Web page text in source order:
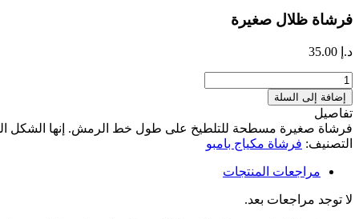
فرشاة ظلال صغيرة
د.إ
كمية
فرشاة
ظلال
صغيرة
إضافة إلى السلة
تفاصيل
فرشاة صغيرة مسطحة للتلطيخ على طول خط الرمش. إنها الشكل
التصنيف: فرشاة مكياج بامبو
مراجعات المنتجات
لا توجد مراجعات بعد.